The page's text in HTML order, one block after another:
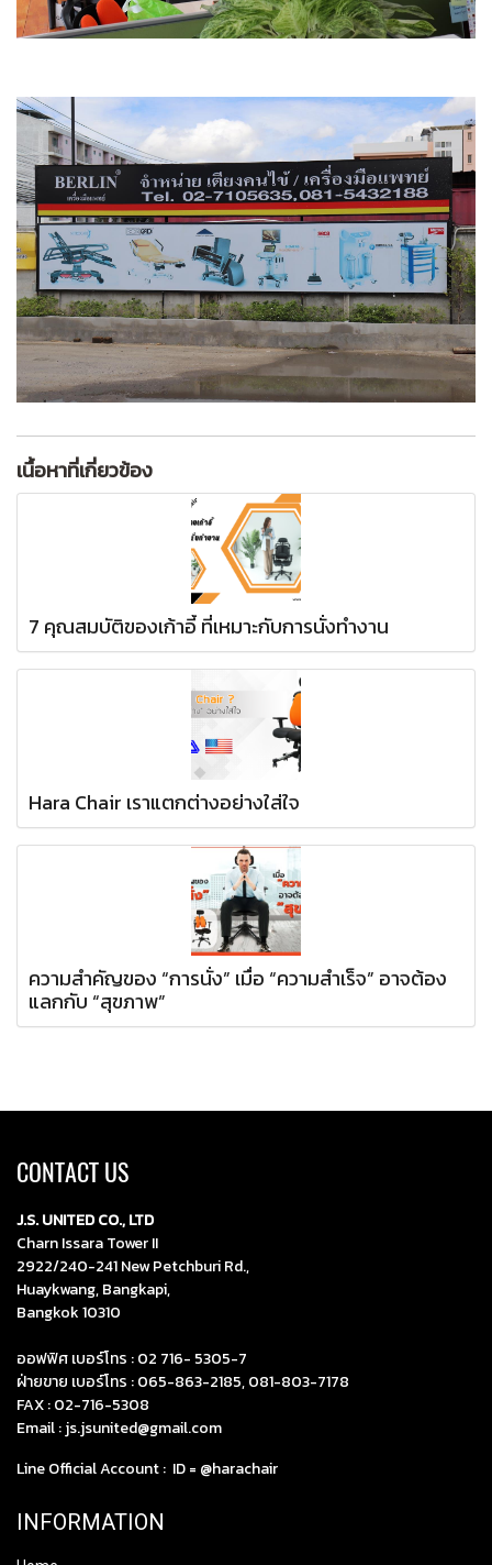
เนื้อหาที่เกี่ยวข้อง
7 คุณสมบัติของเก้าอี้ ที่เหมาะกับการนั่งทำงาน
Hara Chair เราแตกต่างอย่างใส่ใจ
ความสำคัญของ “การนั่ง” เมื่อ “ความสำเร็จ” อาจต้อง
แลกกับ “สุขภาพ”
CONTACT US
J.S. UNITED CO., LTD
Charn Issara Tower II
2922/240-241 New Petchburi Rd.,
Huaykwang, Bangkapi,
Bangkok 10310
ออฟฟิศ เบอร์โทร :02 716- 5305-7
ฝ่ายขาย เบอร์โทร :065-863-2185,081-803-7178
FAX : 02-716-5308
Email :js.jsunited@gmail.com
Line Official Account : ID = @harachair
INFORMATION